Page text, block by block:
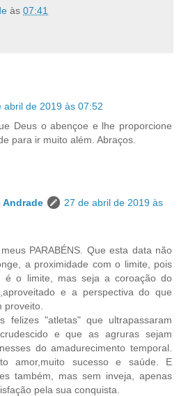
às 07:41
abril de 2019 às 07:52
Deus o abençoe e lhe proporcione
para ir muito além. Abraços.
Andrade
27 de abril de 2019 às
PARABÉNS. Que esta data não
a proximidade com o limite, pois
é o limite, mas seja a coroação do
e a perspectiva do que
proveito.
felizes "atletas" que ultrapassaram
e que as agruras sejam
do amadurecimento temporal.
amor,muito sucesso e saúde. E
também, mas sem inveja, apenas
pela sua conquista.